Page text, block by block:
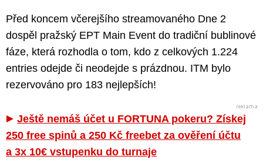
Před koncem včerejšího streamovaného Dne 2
dospěl pražský EPT Main Event do tradiční bublinové
fáze, která rozhodla o tom, kdo z celkových 1.224
entries odejde či neodejde s prázdnou. ITM bylo
rezervováno pro 183 nejlepších!
Ještě nemáš účet u FORTUNA pokeru? Získej
250 free spinů a 250 Kč freebet za ověření účtu
a 3x 10€ vstupenku do turnaje